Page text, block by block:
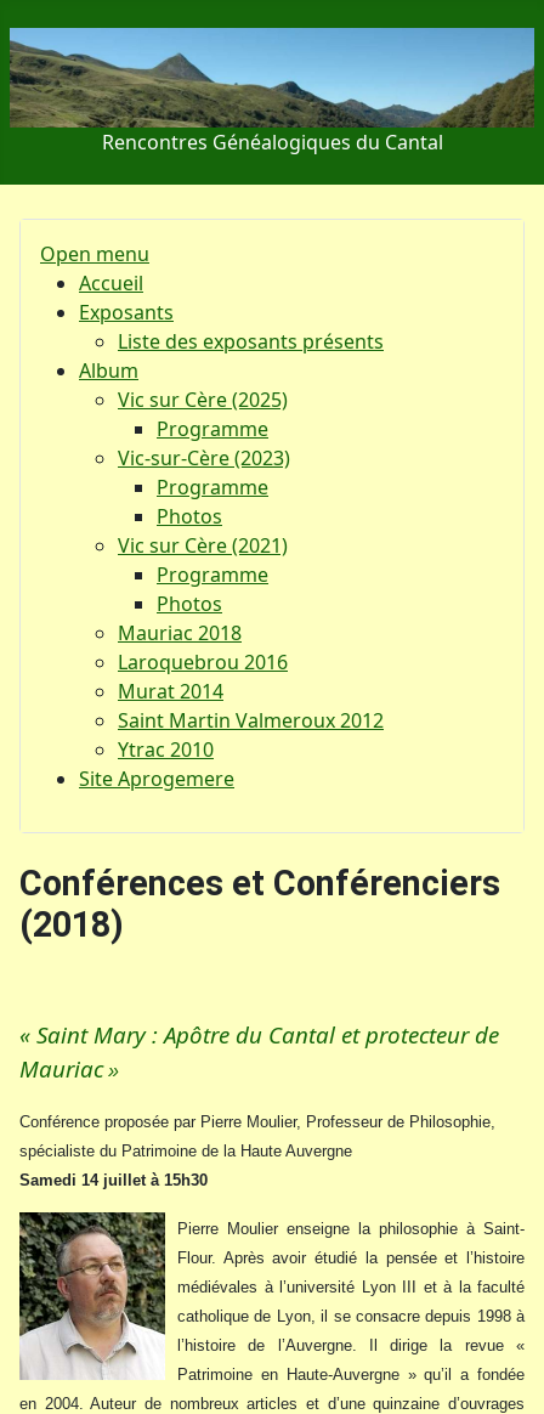
Rencontres Généalogiques du Cantal
Open menu
Accueil
Exposants
Liste des exposants présents
Album
Vic sur Cère (2025)
Programme
Vic-sur-Cère (2023)
Programme
Photos
Vic sur Cère (2021)
Programme
Photos
Mauriac 2018
Laroquebrou 2016
Murat 2014
Saint Martin Valmeroux 2012
Ytrac 2010
Site Aprogemere
Conférences et Conférenciers
(2018)
« Saint Mary : Apôtre du Cantal et protecteur de
Mauriac»
Conférence proposée par Pierre Moulier, Professeur de Philosophie,
spécialiste du Patrimoine de la Haute Auvergne
Samedi 14 juillet à 15h30
Pierre Moulier enseigne la philosophie à Saint-
Flour. Après avoir étudié la pensée et l’histoire
médiévales à l’université Lyon III et à la faculté
catholique de Lyon, il se consacre depuis 1998 à
l’histoire de l’Auvergne. Il dirige la revue «
Patrimoine en Haute-Auvergne » qu’il a fondée
en 2004. Auteur de nombreux articles et d’une quinzaine d’ouvrages